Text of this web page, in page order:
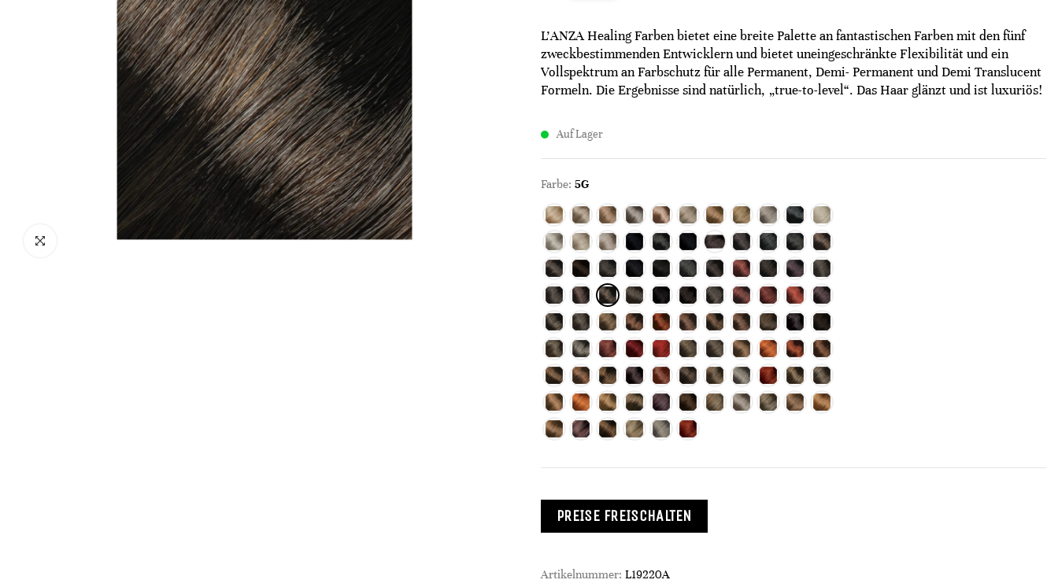
L'ANZA Healing Farben bietet eine breite Palette an fantastischen Farben mit den fünf
zweckbestimmenden Entwicklern und bietet uneingeschränkte Flexibilität und ein
Vollspektrum an Farbschutz für alle Permanent, Demi- Permanent und Demi Translucent
Formeln. Die Ergebnisse sind natürlich, „true-to-level“. Das Haar glänzt und ist luxuriös!
Auf Lager
Farbe: 5G
PREISE FREISCHALTEN
Artikelnummer: L19220A